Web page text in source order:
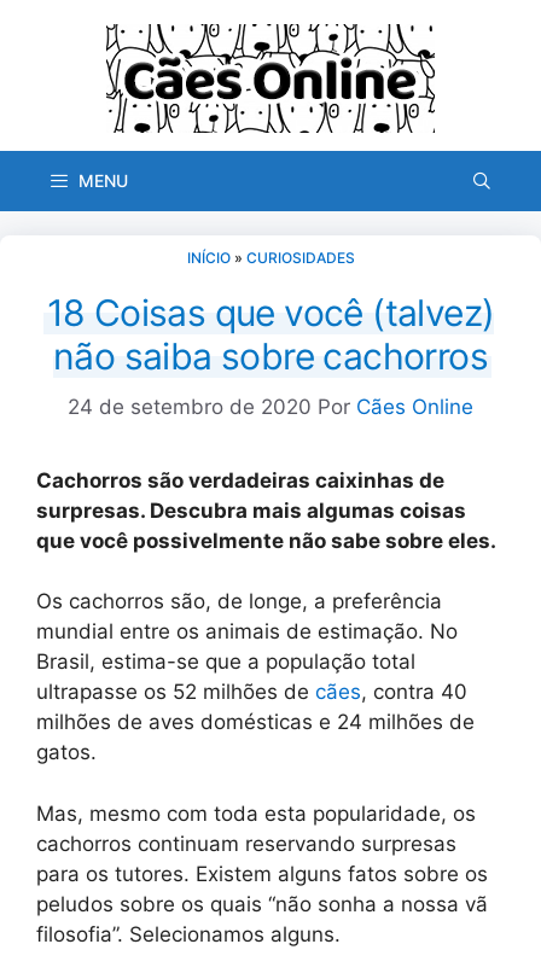
MENU
INÍCIO» CURIOSIDADES
18 Coisas que você (talvez)
não saiba sobre cachorros
24 de setembro de 2020 Por Cães Online
Cachorros são verdadeiras caixinhas de
surpresas. Descubra mais algumas coisas
que você possivelmente não sabe sobre eles.
Os cachorros são, de longe, a preferência
mundial entre os animais de estimação. No
Brasil, estima-se que a população total
ultrapasse os 52 milhões de cães, contra 40
milhões de aves domésticas e 24 milhões de
gatos.
Mas, mesmo com toda esta popularidade, os
cachorros continuam reservando surpresas
para os tutores. Existem alguns fatos sobre os
peludos sobre os quais “não sonha a nossa vã
filosofia”. Selecionamos alguns.